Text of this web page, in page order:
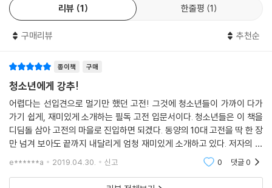
진실을 담아 이야기하는 『장자』 등 동양 고전의 핵심 사상을 제대로 대면
써 고전에 대한 거부감, 거리감을 말끔히 없앴다. 또, 『열국지』 속 인물들의
무려진 이야기, 『고문진보』의 보물 같은 글들이 모두 지금의 우리에게 깊
은 감동과 깨우침을 준다.
캐릭터가 살아 있는 일러스트의 향연!
일러스트만 보아도 알 수 있는 동양 철학자들의 삶과 사상
이 책에서 놓쳐선 안 되는 또 하나의 재미는 바로 일러스트이다. 동양 철학
자들을 익살스럽고 친근한 캐릭터로 되살렸을 뿐 아니라 이들 사상의 특
리뷰 1 한줄평 1
구매리뷰 추천순
종이책 구매
청소년에게 강추!
어렵다는 선입견으로 멀기만 했던 고전! 그것에 청소년들이 가까이 다가
가기 쉽게, 재미있게 소개하는 필독 고전 입문서이다. 청소년들은 이 책을
디딤돌 삼아 고전의 마을로 진입하면 되겠다. 동양의 10대 고전을 딱 한 장
만 넘겨 보아도 끝까지 내달리게 엄청 재미있게 소개하고 있다. 저자의 유
우머와 위트가 더해진 해석이 압권이다. 아이들에게 권하기 전에 부모가
e******a 2019.04.30. 신고 0 댓글0